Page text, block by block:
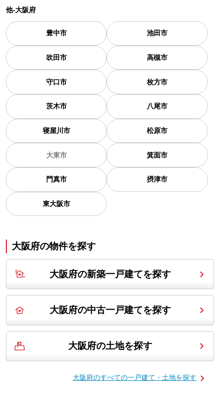
他-大阪府
豊中市 池田市
吹田市 高槻市
守口市 枚方市
茨木市 八尾市
寝屋川市 松原市
大東市 箕面市
門真市 摂津市
東大阪市
大阪府の物件を探す
大阪府の新築一戸建てを探す
大阪府の中古一戸建てを探す
大阪府の土地を探す
大阪府のすべての一戸建て・土地を探す